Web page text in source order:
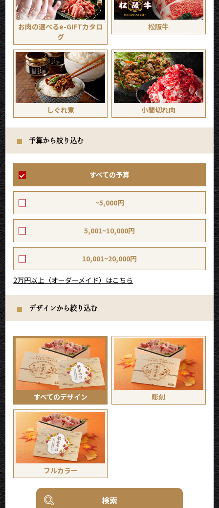
お肉の選べるe-GIFTカタロ
グ
松阪牛
しぐれ煮 小間切れ肉
予算から絞り込む
すべての予算
~5,000円
5,001~10,000円
10,001~20,000円
2万円以上（オーダーメイド）はこちら
デザインから絞り込む
すべてのデザイン 彫刻
フルカラー
検索